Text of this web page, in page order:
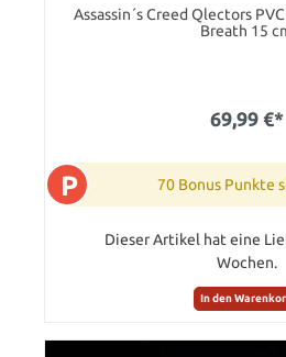
Assassin´s Creed Qlectors
Breath 15
69,99 €*
P 70 Bonus Punkte
Dieser Artikel hat eine
Wochen.
In den